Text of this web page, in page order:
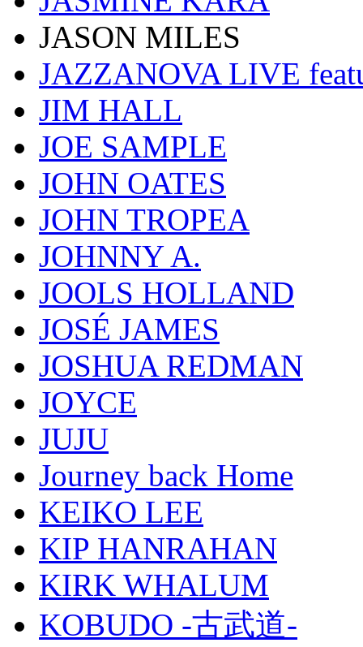
JASON MILES
JAZZANOVA LIVE
JIM HALL
JOE SAMPLE
JOHN OATES
JOHN TROPEA
JOHNNY A.
JOOLS HOLLAND
JOSÉ JAMES
JOSHUA REDMAN
JOYCE
JUJU
Journey back Home
KEIKO LEE
KIP HANRAHAN
KIRK WHALUM
KOBUDO -古武道-